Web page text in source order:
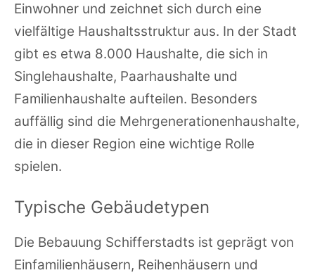
Einwohner und zeichnet sich durch eine
vielfältige Haushaltsstruktur aus. In der Stadt
gibt es etwa 8.000 Haushalte, die sich in
Singlehaushalte, Paarhaushalte und
Familienhaushalte aufteilen. Besonders
auffällig sind die Mehrgenerationenhaushalte,
die in dieser Region eine wichtige Rolle
spielen.
Typische Gebäudetypen
Die Bebauung Schifferstadts ist geprägt von
Einfamilienhäusern, Reihenhäusern und